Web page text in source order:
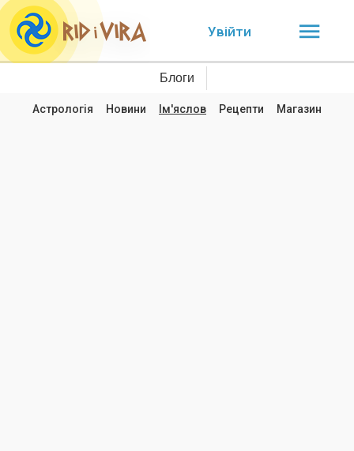
Увійти
Блоги
Астрологія Новини Ім'яслов Рецепти Магазин